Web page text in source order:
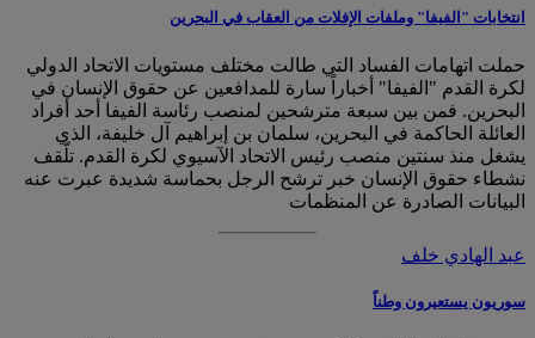
انتخابات "الفيفا" وملفات الإفلات من العقاب في البحرين
حملت اتهامات الفساد التي طالت مختلف مستويات الاتحاد الدولي
لكرة القدم "الفيفا" أخباراً سارة للمدافعين عن حقوق الإنسان في
البحرين. فمن بين سبعة مترشحين لمنصب رئاسة الفيفا أحد أفراد
العائلة الحاكمة في البحرين، سلمان بن إبراهيم آل خليفة، الذي
يشغل منذ سنتين منصب رئيس الاتحاد الآسيوي لكرة القدم. تلّقف
نشطاء حقوق الإنسان خبر ترشح الرجل بحماسة شديدة عبرت عنه
البيانات الصادرة عن المنظمات
عبد الهادي خلف
سوريون يستعيرون وطناً